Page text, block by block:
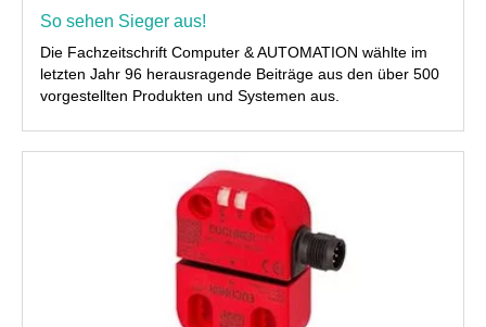
So sehen Sieger aus!
Die Fachzeitschrift Computer & AUTOMATION wählte im
letzten Jahr 96 herausragende Beiträge aus den über 500
vorgestellten Produkten und Systemen aus.